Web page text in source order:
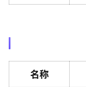
梦
名称